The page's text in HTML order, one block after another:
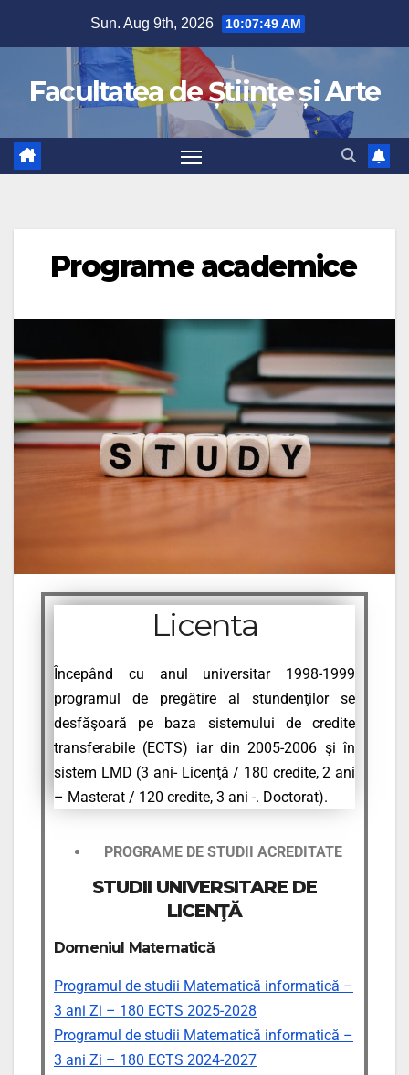
Sun. Aug 9th, 2026 10:07:50 AM
Facultatea de Științe și Arte
Programe academice
Licenta
Începând cu anul universitar 1998-1999
programul de pregătire al stundenţilor se
desfăşoară pe baza sistemului de credite
transferabile (ECTS) iar din 2005-2006 şi în
sistem LMD (3 ani- Licenţă / 180 credite, 2 ani
– Masterat / 120 credite, 3 ani -. Doctorat).
PROGRAME DE STUDII ACREDITATE
STUDII UNIVERSITARE DE
LICENŢĂ
Domeniul Matematică
Programul de studii Matematică informatică –
3 ani Zi – 180 ECTS 2025-2028
Programul de studii Matematică informatică –
3 ani Zi – 180 ECTS 2024-2027